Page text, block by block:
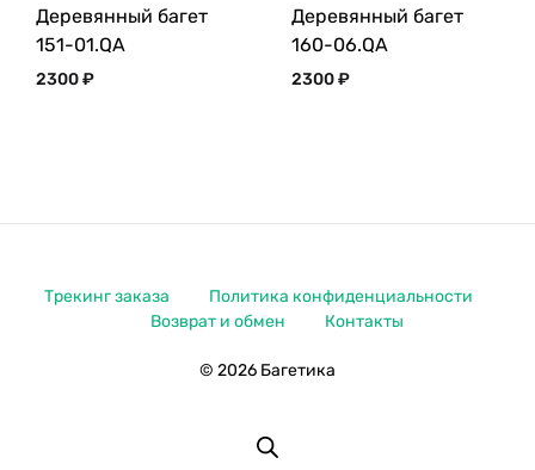
Деревянный багет
151-01.QA
2300₽
Деревянный багет
160-06.QA
2300₽
© 2026 Багетика
Трекинг заказа
Политика конфиденциальности
Возврат и обмен
Контакты